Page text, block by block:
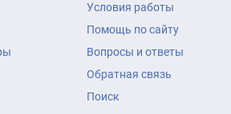
Условия работы
Помощь по сайту
Вопросы и ответы
Обратная связь
Поиск